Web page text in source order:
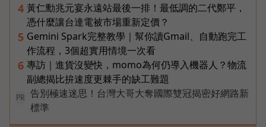
4 黃仁勳兆元宴永遠站最後一排！最低調的二代鄭平，
憑什麼讓台達電被市場重新定價？
5 Gemini Spark完整教學｜幫你讀Gmail、自動跑完工
作流程，3個超實用情境一次看
6 專訪｜進貨沒變快，momo為何仍導入機器人？物流
副總揭比拚速度更棘手的缺工難題
PR
告別極速迷思！台灣大哥大奪國際雙冠揭密好網路新
標準